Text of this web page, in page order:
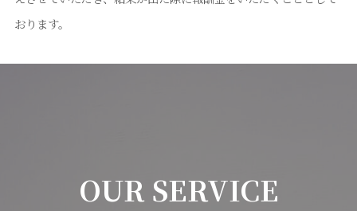
おります。
OUR SERVICE